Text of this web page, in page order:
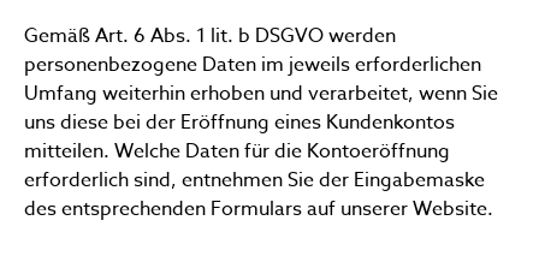
Gemäß Art. 6 Abs. 1 lit. b DSGVO werden
personenbezogene Daten im jeweils erforderlichen
Umfang weiterhin erhoben und verarbeitet, wenn Sie
uns diese bei der Eröffnung eines Kundenkontos
mitteilen. Welche Daten für die Kontoeröffnung
erforderlich sind, entnehmen Sie der Eingabemaske
des entsprechenden Formulars auf unserer Website.